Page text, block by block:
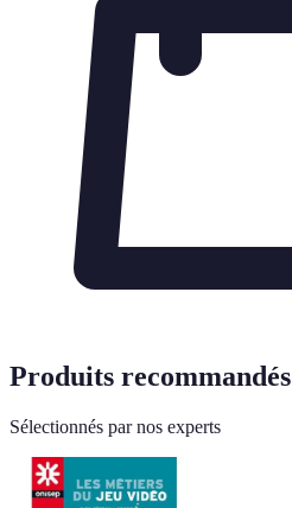
Produits recommandés
Sélectionnés par nos experts